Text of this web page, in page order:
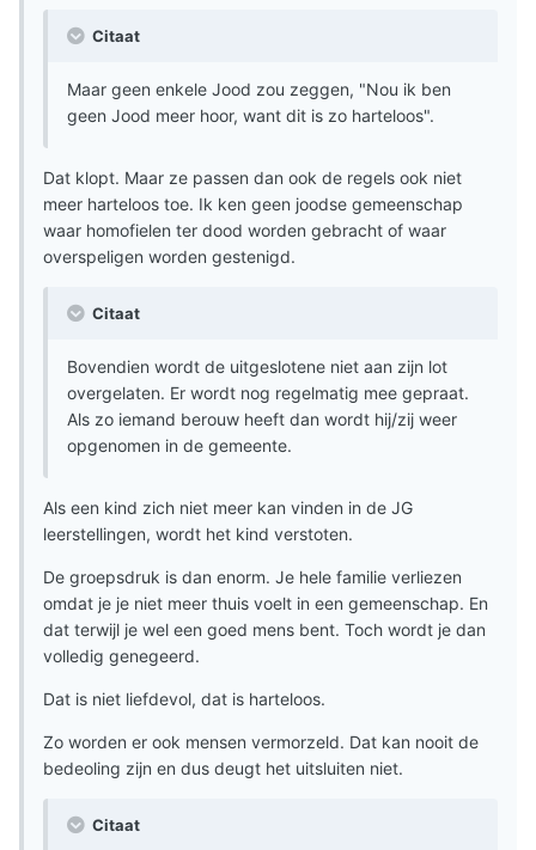
Citaat
Maar geen enkele Jood zou zeggen, "Nou ik ben
geen Jood meer hoor, want dit is zo harteloos".
Dat klopt. Maar ze passen dan ook de regels ook niet
meer harteloos toe. Ik ken geen joodse gemeenschap
waar homofielen ter dood worden gebracht of waar
overspeligen worden gestenigd.
Citaat
Bovendien wordt de uitgeslotene niet aan zijn lot
overgelaten. Er wordt nog regelmatig mee gepraat.
Als zo iemand berouw heeft dan wordt hij/zij weer
opgenomen in de gemeente.
Als een kind zich niet meer kan vinden in de JG
leerstellingen, wordt het kind verstoten.
De groepsdruk is dan enorm. Je hele familie verliezen
omdat je je niet meer thuis voelt in een gemeenschap. En
dat terwijl je wel een goed mens bent. Toch wordt je dan
volledig genegeerd.
Dat is niet liefdevol, dat is harteloos.
Zo worden er ook mensen vermorzeld. Dat kan nooit de
bedeoling zijn en dus deugt het uitsluiten niet.
Citaat